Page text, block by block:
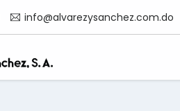
info@alvarezysanchez.com.do